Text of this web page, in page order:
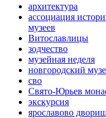
архитектура
ассоциация
музеев
Витославлицы
зодчество
музейная неделя
новгородский
сво
Свято-Юрьев
экскурсия
ярославово